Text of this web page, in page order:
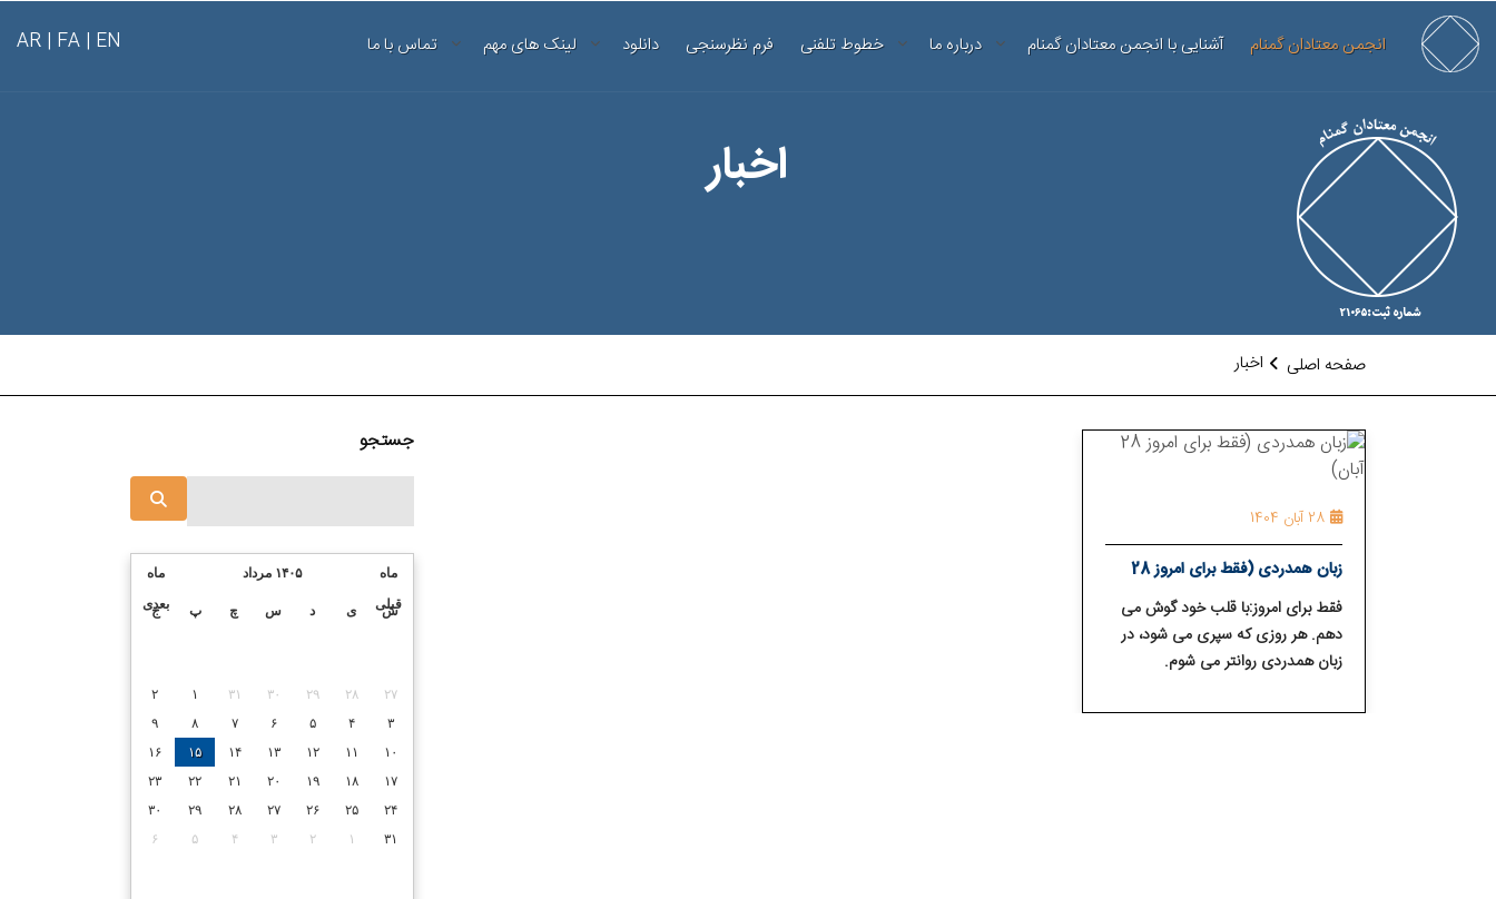
EN |
FA |
AR انجمن معتادان گمنام آشنایی با انجمن معتادان گمنام درباره ما خطوط تلفنی فرم نظرسنجی دانلود لینک های مهم تماس با ما
اخبار
صفحه اصلی اخبار
28 آبان 1404
زبان همدردی (فقط برای امروز 28
آبان)
فقط برای امروز:با قلب خود گوش می⁯
دهم. هر روزی که سپری می⁯ شود، در
زبان همدردی روان⁯تر می⁯ شوم.
جستجو
ماه
بعدی
۱۴۰۵ مرداد
ماه
قبلی
ش ی د س چ پ ج
۲۷ ۲۸ ۲۹ ۳۰ ۳۱ ۱
۲
۳
۴ ۵ ۶ ۷ ۸
۹
۱۰
۱۱ ۱۲ ۱۳ ۱۴ ۱۵
۱۶
۱۷
۱۸ ۱۹ ۲۰ ۲۱ ۲۲
۲۳
۲۴
۲۵ ۲۶ ۲۷ ۲۸ ۲۹
۳۰
۳۱
۱ ۲ ۳ ۴ ۵ ۶